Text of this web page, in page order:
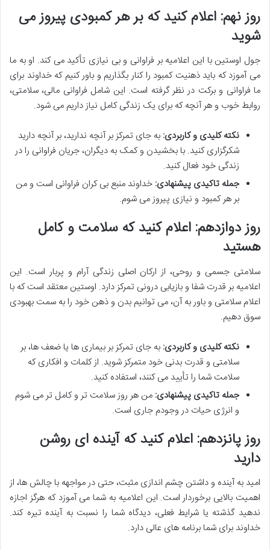
روز نهم: اعلام کنید که بر هر کمبودی پیروز می
شوید
جول اوستین با این اعلامیه بر فراوانی و بی نیازی تأکید می کند. او به ما
می آموزد که باید ذهنیت کمبود را کنار بگذاریم و باور کنیم که خداوند برای
ما فراوانی و برکت در نظر گرفته است. این شامل فراوانی مالی، سلامتی،
روابط خوب و هر آنچه که برای یک زندگی کامل نیاز داریم می شود.
نکته کلیدی و کاربردی: به جای تمرکز بر آنچه ندارید، بر آنچه دارید
شکرگزاری کنید. با بخشیدن و کمک به دیگران، جریان فراوانی را در
زندگی خود فعال کنید.
جمله تاکیدی پیشنهادی: خداوند منبع بی کران فراوانی است و من
بر هر کمبود و نیازی پیروز می شوم.
روز دوازدهم: اعلام کنید که سلامت و کامل
هستید
سلامتی جسمی و روحی، از ارکان اصلی زندگی آرام و پربار است. این
اعلامیه بر قدرت شفا و بازیابی درونی تمرکز دارد. اوستین معتقد است که با
اعلام سلامتی و باور به آن، می توانیم بدن و ذهن خود را به سمت بهبودی
سوق دهیم.
نکته کلیدی و کاربردی: به جای تمرکز بر بیماری ها یا ضعف ها، بر
سلامتی و قدرت بدنی خود متمرکز شوید. از کلمات و افکاری که
سلامت شما را تأیید می کنند، استفاده کنید.
جمله تاکیدی پیشنهادی: من هر روز سلامت تر و کامل تر می شوم
و انرژی حیات در وجودم جاری است.
روز پانزدهم: اعلام کنید که آینده ای روشن
دارید
امید به آینده و داشتن چشم اندازی مثبت، حتی در مواجهه با چالش ها، از
اهمیت بالایی برخوردار است. این اعلامیه به شما می آموزد که هرگز اجازه
ندهید گذشته یا شرایط فعلی، دیدگاه شما را نسبت به آینده تیره کند.
خداوند برای شما برنامه های عالی دارد.